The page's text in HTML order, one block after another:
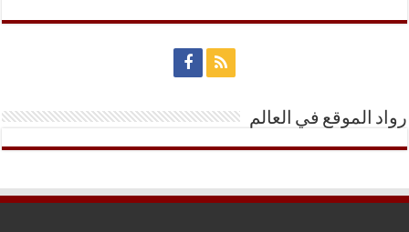
رواد الموقع في العالم